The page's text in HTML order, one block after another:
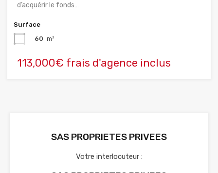
d’acquérir le fonds…
Surface
60 m²
113,000€ frais d'agence inclus
SAS PROPRIETES PRIVEES
Votre interlocuteur :